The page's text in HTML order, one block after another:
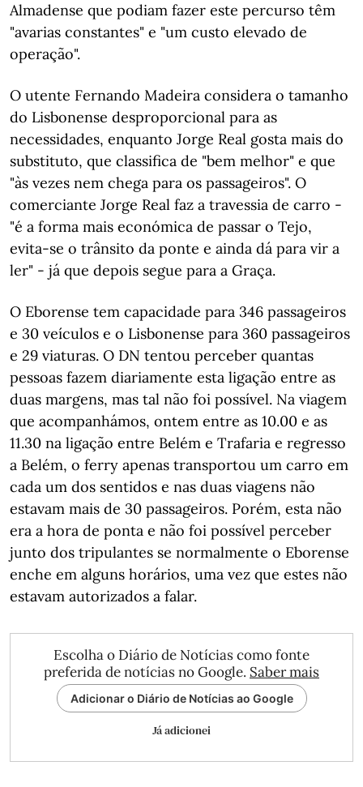
Almadense que podiam fazer este percurso têm
"avarias constantes" e "um custo elevado de
operação".
O utente Fernando Madeira considera o tamanho
do Lisbonense desproporcional para as
necessidades, enquanto Jorge Real gosta mais do
substituto, que classifica de "bem melhor" e que
"às vezes nem chega para os passageiros". O
comerciante Jorge Real faz a travessia de carro -
"é a forma mais económica de passar o Tejo,
evita-se o trânsito da ponte e ainda dá para vir a
ler" - já que depois segue para a Graça.
O Eborense tem capacidade para 346 passageiros
e 30 veículos e o Lisbonense para 360 passageiros
e 29 viaturas. O DN tentou perceber quantas
pessoas fazem diariamente esta ligação entre as
duas margens, mas tal não foi possível. Na viagem
que acompanhámos, ontem entre as 10.00 e as
11.30 na ligação entre Belém e Trafaria e regresso
a Belém, o ferry apenas transportou um carro em
cada um dos sentidos e nas duas viagens não
estavam mais de 30 passageiros. Porém, esta não
era a hora de ponta e não foi possível perceber
junto dos tripulantes se normalmente o Eborense
enche em alguns horários, uma vez que estes não
estavam autorizados a falar.
Escolha o Diário de Notícias como fonte
preferida de notícias no Google. Saber mais
Adicionar o Diário de Notícias ao Google
Já adicionei